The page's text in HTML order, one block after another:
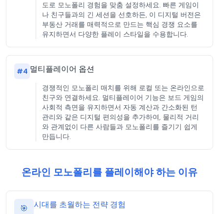
도로 모노폴리 경험을 맞춤 설정하세요. 빠른 게임이
나 친구들과의 긴 세션을 선호하든, 이 디지털 버전은
부동산 거래를 매력적으로 만드는 핵심 경쟁 요소를
유지하면서 다양한 플레이 스타일을 수용합니다.
#4 멀티플레이어 옵션
경쟁적인 모노폴리 매치를 위해 로컬 또는 온라인으로
친구와 연결하세요. 멀티플레이어 기능은 보드 게임의
사회적 측면을 유지하면서 자동 계산과 간소화된 턴
관리와 같은 디지털 편의성을 추가하여, 물리적 거리
와 관계없이 다른 사람들과 모노폴리를 즐기기 쉽게
만듭니다.
온라인 모노폴리를 플레이해야 하는 이유
🎯 시대를 초월하는 전략 경험